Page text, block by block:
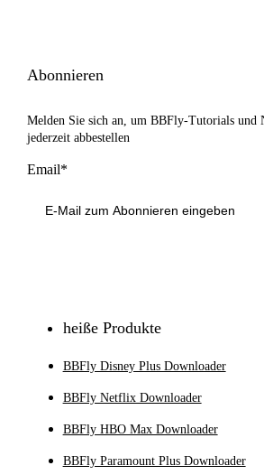
Abonnieren
Melden Sie sich an, um BBFly-Tutorials und
jederzeit abbestellen
Email*
heiße Produkte
BBFly Disney Plus Downloader
BBFly Netflix Downloader
BBFly HBO Max Downloader
BBFly Paramount Plus Downloader